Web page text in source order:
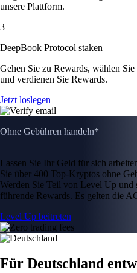
unsere Plattform.
3
DeepBook Protocol staken
Gehen Sie zu Rewards, wählen
und verdienen Sie Rewards.
Jetzt loslegen
Ohne Gebühren handeln*
Lassen Sie Ihr Geld für sich
Sie über 400 Top-Kryptos ohne
Werden Sie Teil von Level Up und
führende Rewards. Es gelten die
Level Up beitreten
Für Deutschland